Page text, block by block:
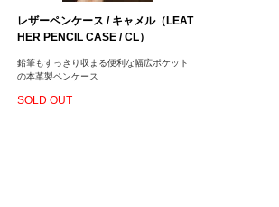
レザーペンケース / キャメル（LEAT
HER PENCIL CASE / CL）
鉛筆もすっきり収まる便利な幅広ポケット
の本革製ペンケース
SOLD OUT